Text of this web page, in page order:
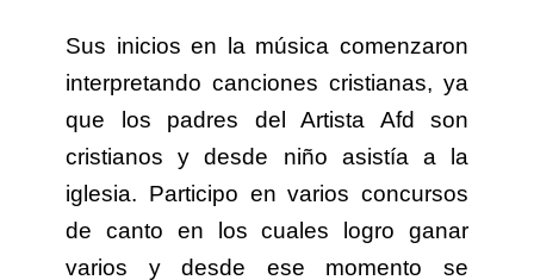
Sus inicios en la música comenzaron
interpretando canciones cristianas, ya
que los padres del Artista Afd son
cristianos y desde niño asistía a la
iglesia. Participo en varios concursos
de canto en los cuales logro ganar
varios y desde ese momento se